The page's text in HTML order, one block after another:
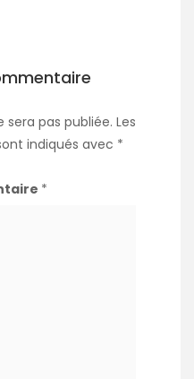
pas publiée. Les
indiqués avec *
*